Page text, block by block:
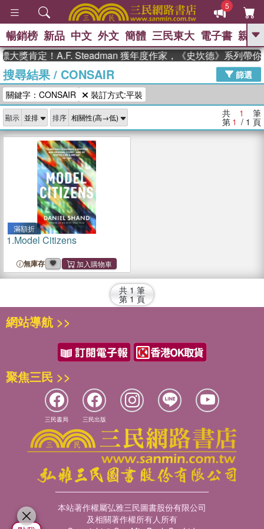
5
GO
高希均教授回憶錄
、 The Odyssey 、 父親節 、 如果歷
史是一群喵
獎 臺灣漫遊錄 、 方念華 、 台灣的李
登輝時代
數學女孩：黎曼猜想 、
偉大的迷走神經
暢銷榜 新品 中文 外文 簡體 三民東大 電子書 親子
大獎肯定！A.F. Steadman 獲年度作家，《史坎德》系列帶你
搜尋結果/ CONSAIR
篩選
關鍵字：CONSAIR
裝訂方式:平裝
顯示 排序 共 1 筆
第 1 / 1 頁
滿額折
1.Model Citizens
無庫存
共 1 筆
第 1 頁
網站導航 >>
聚焦三民 >>
三民書局 三民出版
本站著作權屬弘雅三民圖書股份有限公司
及相關著作權所有人所有